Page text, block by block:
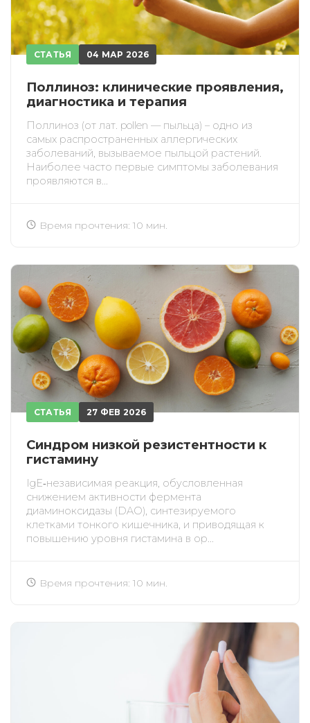
СТАТЬЯ 04 МАР 2026
Поллиноз: клинические проявления,
диагностика и терапия
Поллиноз (от лат. pollen — пыльца) – одно из
самых распространенных аллергических
заболеваний, вызываемое пыльцой растений.
Наиболее часто первые симптомы заболевания
проявляются в...
Время прочтения: 10 мин.
СТАТЬЯ 27 ФЕВ 2026
Синдром низкой резистентности к
гистамину
IgE‑независимая реакция, обусловленная
снижением активности фермента
диаминоксидазы (DAO), синтезируемого
клетками тонкого кишечника, и приводящая к
повышению уровня гистамина в ор...
Время прочтения: 10 мин.